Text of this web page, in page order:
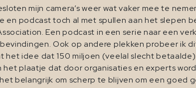
mijn camera’s weer wat vaker mee te
podcast toch al met spullen aan het slepen
Een podcast in een serie naar een
Ook op andere plekken probeer ik
het idee dat 150 miljoen (veelal slecht
plaatje dat door organisaties en experts
belangrijk om scherp te blijven om een goed